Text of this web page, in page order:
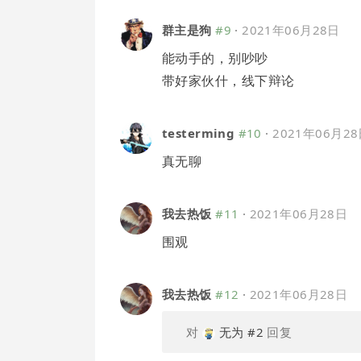
群主是狗 #9 · 2021年06月28日
能动手的，别吵吵
带好家伙什，线下辩论
testerming #10 · 2021年06月28
真无聊
我去热饭 #11 · 2021年06月28日
围观
我去热饭 #12 · 2021年06月28日
对 无为 #2 回复